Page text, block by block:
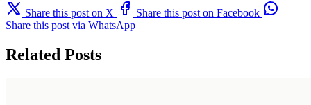
Share this post on X
Share this post on Facebook
Share this post via WhatsApp
Related Posts